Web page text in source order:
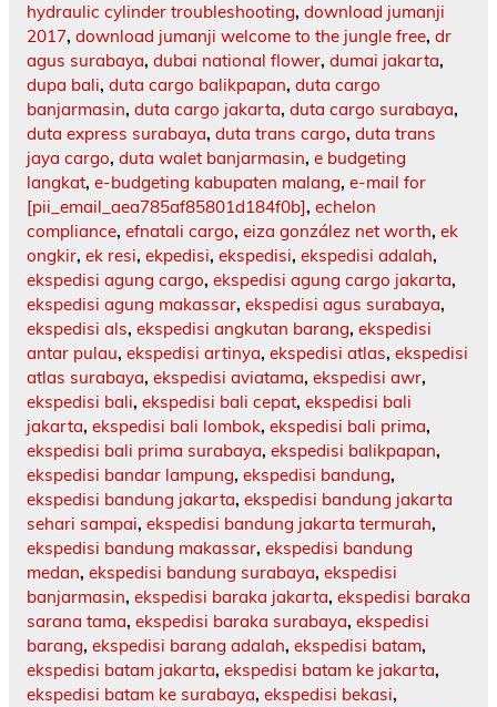
hydraulic cylinder troubleshooting, download jumanji
2017, download jumanji welcome to the jungle free, dr
agus surabaya, dubai national flower, dumai jakarta,
dupa bali, duta cargo balikpapan, duta cargo
banjarmasin, duta cargo jakarta, duta cargo surabaya,
duta express surabaya, duta trans cargo, duta trans
jaya cargo, duta walet banjarmasin, e budgeting
langkat, e-budgeting kabupaten malang, e-mail for
[pii_email_aea785af85801d184f0b], echelon
compliance, efnatali cargo, eiza gonzález net worth, ek
ongkir, ek resi, ekpedisi, ekspedisi, ekspedisi adalah,
ekspedisi agung cargo, ekspedisi agung cargo jakarta,
ekspedisi agung makassar, ekspedisi agus surabaya,
ekspedisi als, ekspedisi angkutan barang, ekspedisi
antar pulau, ekspedisi artinya, ekspedisi atlas, ekspedisi
atlas surabaya, ekspedisi aviatama, ekspedisi awr,
ekspedisi bali, ekspedisi bali cepat, ekspedisi bali
jakarta, ekspedisi bali lombok, ekspedisi bali prima,
ekspedisi bali prima surabaya, ekspedisi balikpapan,
ekspedisi bandar lampung, ekspedisi bandung,
ekspedisi bandung jakarta, ekspedisi bandung jakarta
sehari sampai, ekspedisi bandung jakarta termurah,
ekspedisi bandung makassar, ekspedisi bandung
medan, ekspedisi bandung surabaya, ekspedisi
banjarmasin, ekspedisi baraka jakarta, ekspedisi baraka
sarana tama, ekspedisi baraka surabaya, ekspedisi
barang, ekspedisi barang adalah, ekspedisi batam,
ekspedisi batam jakarta, ekspedisi batam ke jakarta,
ekspedisi batam ke surabaya, ekspedisi bekasi,